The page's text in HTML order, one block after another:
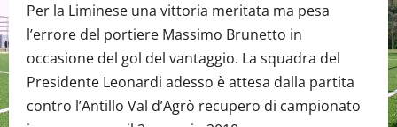
Per la Liminese una vittoria meritata ma pesa
l’errore del portiere Massimo Brunetto in
occasione del gol del vantaggio. La squadra del
Presidente Leonardi adesso è attesa dalla partita
contro l’Antillo Val d’Agrò recupero di campionato